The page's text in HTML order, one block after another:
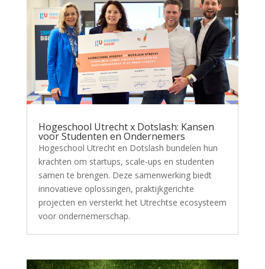
Hogeschool Utrecht x Dotslash: Kansen
voor Studenten en Ondernemers
Hogeschool Utrecht en Dotslash bundelen hun
krachten om startups, scale-ups en studenten
samen te brengen. Deze samenwerking biedt
innovatieve oplossingen, praktijkgerichte
projecten en versterkt het Utrechtse ecosysteem
voor ondernemerschap.